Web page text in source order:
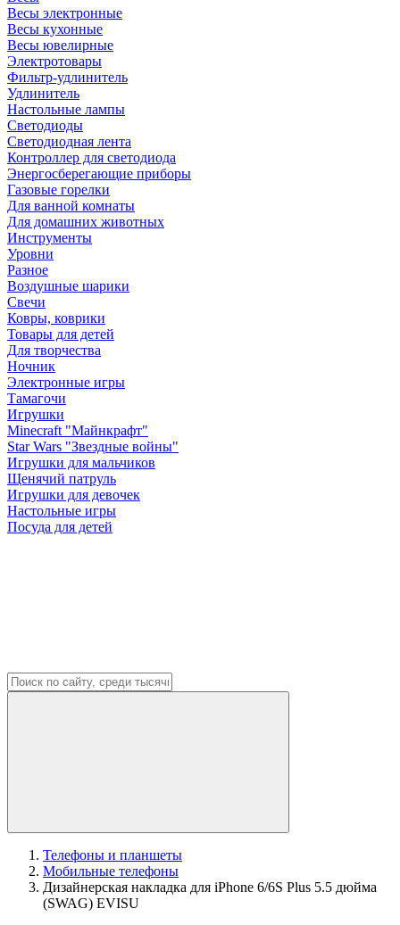
Весы электронные
Весы кухонные
Весы ювелирные
Электротовары
Фильтр-удлинитель
Удлинитель
Настольные лампы
Светодиоды
Светодиодная лента
Контроллер для светодиода
Энергосберегающие приборы
Газовые горелки
Для ванной комнаты
Для домашних животных
Инструменты
Уровни
Разное
Воздушные шарики
Свечи
Ковры, коврики
Товары для детей
Для творчества
Ночник
Электронные игры
Тамагочи
Игрушки
Minecraft "Майнкрафт"
Star Wars "Звездные войны"
Игрушки для мальчиков
Щенячий патруль
Игрушки для девочек
Настольные игры
Посуда для детей
Телефоны и планшеты
Мобильные телефоны
Дизайнерская накладка для iPhone 6/6S Plus 5.5 дюйма
(SWAG) EVISU